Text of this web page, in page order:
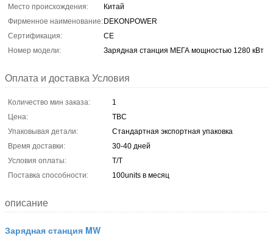
Место происхождения:
Китай
Фирменное наименование:DEKONPOWER
Сертификация:
CE
Номер модели:
Зарядная станция МЕГА мощностью 1280 кВт
Оплата и доставка Условия
Количество мин заказа:
1
Цена:
TBC
Упаковывая детали:
Стандартная экспортная упаковка
Время доставки:
30-40 дней
Условия оплаты:
Т/Т
Поставка способности:
100units в месяц
описание
Зарядная станция MW